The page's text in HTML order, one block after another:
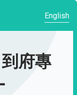
English
府專